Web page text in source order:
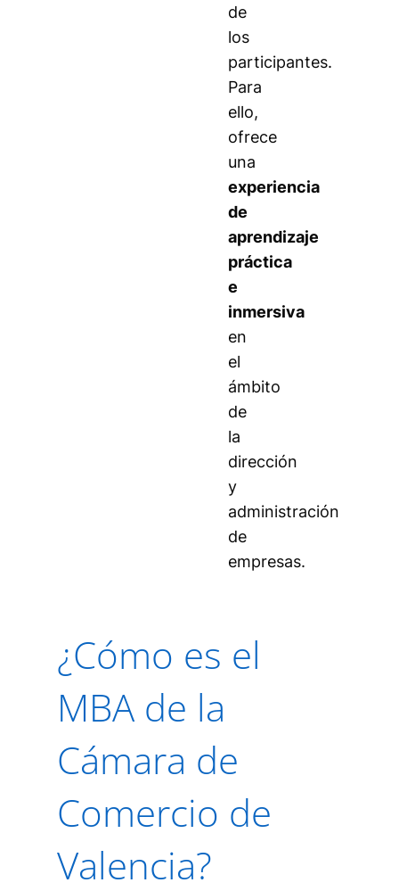
de
los
participantes.
Para
ello,
ofrece
una
experiencia
de
aprendizaje
práctica
e
inmersiva
en
el
ámbito
de
la
dirección
y
administración
de
empresas.
¿Cómo es el
MBA de la
Cámara de
Comercio de
Valencia?